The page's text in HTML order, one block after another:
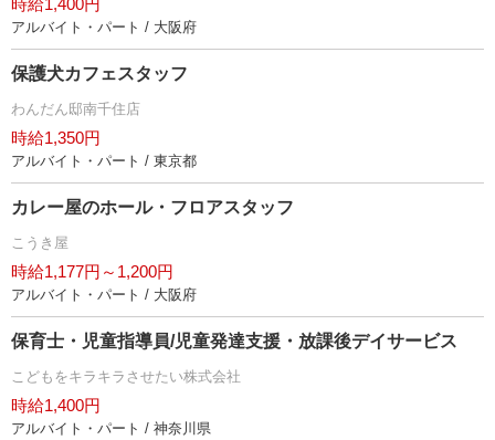
時給1,400円
アルバイト・パート / 大阪府
保護犬カフェスタッフ
わんだん邸南千住店
時給1,350円
アルバイト・パート / 東京都
カレー屋のホール・フロアスタッフ
こうき屋
時給1,177円～1,200円
アルバイト・パート / 大阪府
保育士・児童指導員/児童発達支援・放課後デイサービス
こどもをキラキラさせたい株式会社
時給1,400円
アルバイト・パート / 神奈川県